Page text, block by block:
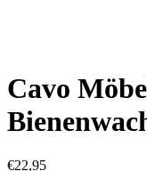
Cavo
€22,95